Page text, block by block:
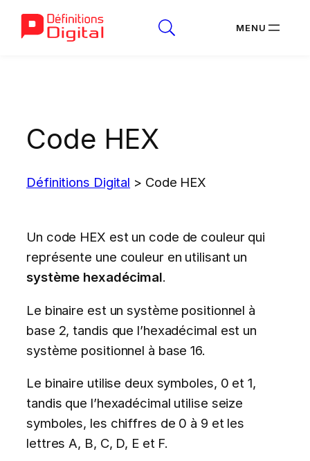
Code HEX
Définitions Digital > Code HEX
Un code HEX est un code de couleur qui
représente une couleur en utilisant un
système hexadécimal.
Le binaire est un système positionnel à
base 2, tandis que l’hexadécimal est un
système positionnel à base 16.
Le binaire utilise deux symboles, 0 et 1,
tandis que l’hexadécimal utilise seize
symboles, les chiffres de 0 à 9 et les
lettres A, B, C, D, E et F.